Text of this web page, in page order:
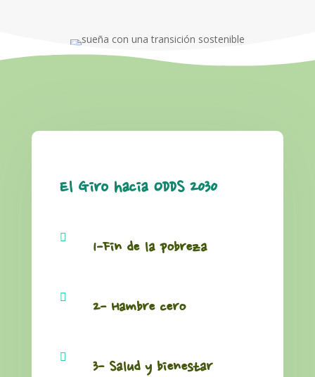
El Giro hacia ODDS 2030

1-Fin de la pobreza

2- Hambre cero

3- Salud y bienestar